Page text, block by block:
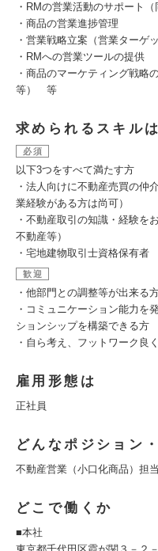
・RMの営業活動のサポート（
・商品の営業進捗管理
・営業戦略立案（営業ターゲ
・RMへの営業ツールの提供
・商品のマーケティング戦略
等） 等
求められるスキルは
必須
以下3つをすべて満たす方
・法人向けに不動産売買の仲
業経験がある方は尚可）
・不動産取引の知識・経験を
不動産等）
・宅地建物取引士資格保有者
歓迎
・他部門との調整等が出来る
・コミュニケーション能力を
ションシップを構築できる方
・自ら考え、フットワーク良
雇用形態は
正社員
どんなポジション
不動産営業（小口化商品）担
どこで働くか
■本社